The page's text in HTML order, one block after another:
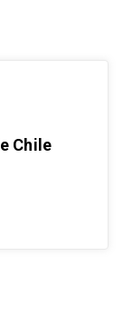
Chile